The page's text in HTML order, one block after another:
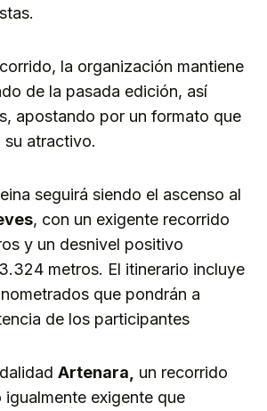
la organización mantiene
de la pasada edición, así
apostando por un formato que
su atractivo.
seguirá siendo el ascenso al
, con un exigente recorrido
y un desnivel positivo
metros. El itinerario incluye
que pondrán a
de los participantes
Artenara,
un recorrido
exigente que